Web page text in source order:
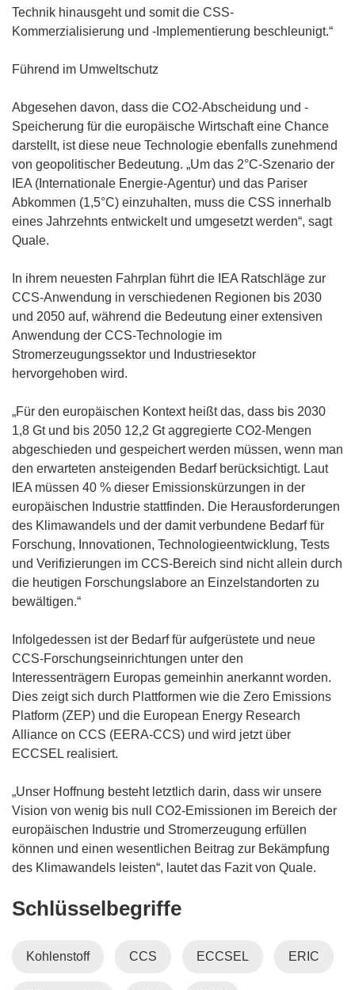
Technik hinausgeht und somit die CSS-
Kommerzialisierung und -Implementierung beschleunigt.“
Führend im Umweltschutz
Abgesehen davon, dass die CO2-Abscheidung und -
Speicherung für die europäische Wirtschaft eine Chance
darstellt, ist diese neue Technologie ebenfalls zunehmend
von geopolitischer Bedeutung. „Um das 2°C-Szenario der
IEA (Internationale Energie-Agentur) und das Pariser
Abkommen (1,5°C) einzuhalten, muss die CSS innerhalb
eines Jahrzehnts entwickelt und umgesetzt werden“, sagt
Quale.
In ihrem neuesten Fahrplan führt die IEA Ratschläge zur
CCS-Anwendung in verschiedenen Regionen bis 2030
und 2050 auf, während die Bedeutung einer extensiven
Anwendung der CCS-Technologie im
Stromerzeugungssektor und Industriesektor
hervorgehoben wird.
„Für den europäischen Kontext heißt das, dass bis 2030
1,8 Gt und bis 2050 12,2 Gt aggregierte CO2-Mengen
abgeschieden und gespeichert werden müssen, wenn man
den erwarteten ansteigenden Bedarf berücksichtigt. Laut
IEA müssen 40 % dieser Emissionskürzungen in der
europäischen Industrie stattfinden. Die Herausforderungen
des Klimawandels und der damit verbundene Bedarf für
Forschung, Innovationen, Technologieentwicklung, Tests
und Verifizierungen im CCS-Bereich sind nicht allein durch
die heutigen Forschungslabore an Einzelstandorten zu
bewältigen.“
Infolgedessen ist der Bedarf für aufgerüstete und neue
CCS-Forschungseinrichtungen unter den
Interessenträgern Europas gemeinhin anerkannt worden.
Dies zeigt sich durch Plattformen wie die Zero Emissions
Platform (ZEP) und die European Energy Research
Alliance on CCS (EERA-CCS) und wird jetzt über
ECCSEL realisiert.
„Unser Hoffnung besteht letztlich darin, dass wir unsere
Vision von wenig bis null CO2-Emissionen im Bereich der
europäischen Industrie und Stromerzeugung erfüllen
können und einen wesentlichen Beitrag zur Bekämpfung
des Klimawandels leisten“, lautet das Fazit von Quale.
Schlüsselbegriffe
Kohlenstoff CCS ECCSEL ERIC